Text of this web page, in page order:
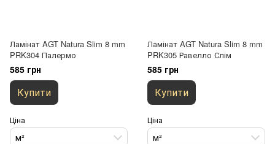
Ламінат AGT Natura Slim 8 mm
PRK304 Палермо
585 грн
Купити
Ціна
м²
Ламінат AGT Natura Slim 8 mm
PRK305 Равелло Слім
585 грн
Купити
Ціна
м²